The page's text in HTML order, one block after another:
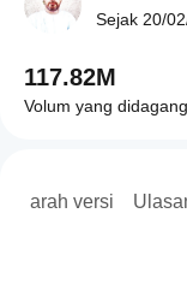
Sejarah versi
Sejak 20/
117.82M
Volum yang